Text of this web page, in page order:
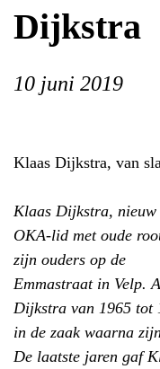
Dijkstra
10 juni 2019
Klaas Dijkstra, van
Klaas Dijkstra, nieuw
OKA-lid met oude
zijn ouders op de
Emmastraat in Velp.
Dijkstra van 1965 tot
in de zaak waarna
De laatste jaren gaf